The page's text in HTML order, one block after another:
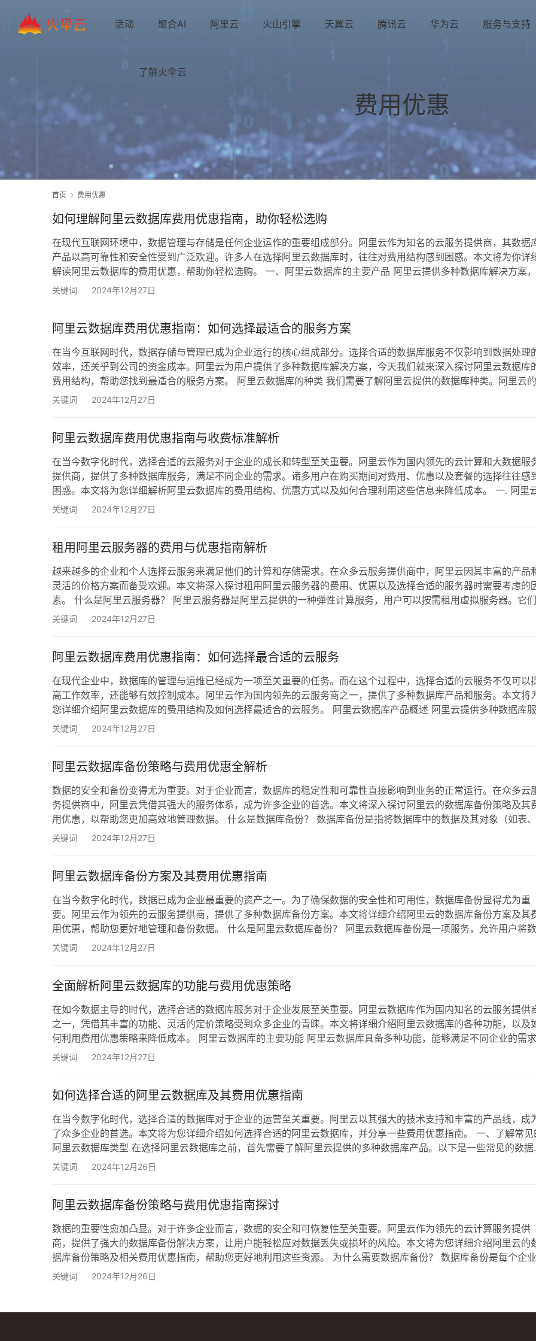
活动 聚合AI 阿里云 火山引擎 天翼云 腾讯云 华为云 服务与支持
了解火伞云
费用优惠
首页 费用优惠
如何理解阿里云数据库费用优惠指南，助你轻松选购
在现代互联网环境中，数据管理与存储是任何企业运作的重要组成部分。阿里云作为知名的云服务提供商，其数据
产品以高可靠性和安全性受到广泛欢迎。许多人在选择阿里云数据库时，往往对费用结构感到困惑。本文将为你详
解读阿里云数据库的费用优惠，帮助你轻松选购。 一、阿里云数据库的主要产品 阿里云提供多种数据库解决方案
括但不限于： RDS（关系型数据库服务）：支持 MySQL、SQL Server、PostgreSQL 和 MariaDB 等多个版本。
关键词 2024年12月27日
阿里云数据库费用优惠指南：如何选择最适合的服务方案
在当今互联网时代，数据存储与管理已成为企业运行的核心组成部分。选择合适的数据库服务不仅影响到数据处理
效率，还关乎到公司的资金成本。阿里云为用户提供了多种数据库解决方案，今天我们就来深入探讨阿里云数据库
费用结构，帮助您找到最适合的服务方案。 阿里云数据库的种类 我们需要了解阿里云提供的数据库种类。阿里云
据库服务主要包括以下几种： MySQL：开源关系型数据库，通用性强，适合各种规模的应用。 SQL Server：微软
关键词 2024年12月27日
阿里云数据库费用优惠指南与收费标准解析
在当今数字化时代，选择合适的云服务对于企业的成长和转型至关重要。阿里云作为国内领先的云计算和大数据服
提供商，提供了多种数据库服务，满足不同企业的需求。诸多用户在购买期间对费用、优惠以及套餐的选择往往感
困惑。本文将为您详细解析阿里云数据库的费用结构、优惠方式以及如何合理利用这些信息来降低成本。 一. 阿里
据库的种类及功能 阿里云提供多种类型的数据库，包括但不限于以下几种： 阿里云MySQL数据库：一款开源关系型
关键词 2024年12月27日
租用阿里云服务器的费用与优惠指南解析
越来越多的企业和个人选择云服务来满足他们的计算和存储需求。在众多云服务提供商中，阿里云因其丰富的产品
灵活的价格方案而备受欢迎。本文将深入探讨租用阿里云服务器的费用、优惠以及选择合适的服务器时需要考虑的
素。 什么是阿里云服务器？ 阿里云服务器是阿里云提供的一种弹性计算服务，用户可以按需租用虚拟服务器。它
以帮助用户在无需投入巨额资金购买硬件的情况下快速搭建和部署应用程序。阿里云的服务器种类繁多，适合不同规
关键词 2024年12月27日
阿里云数据库费用优惠指南：如何选择最合适的云服务
在现代企业中，数据库的管理与运维已经成为一项至关重要的任务。而在这个过程中，选择合适的云服务不仅可以
高工作效率，还能够有效控制成本。阿里云作为国内领先的云服务商之一，提供了多种数据库产品和服务。本文将
您详细介绍阿里云数据库的费用结构及如何选择最适合的云服务。 阿里云数据库产品概述 阿里云提供多种数据库服
务，包括但不限于： 阿里云RDS：支持MySQL、SQL Server、PostgreSQL等多种数据库引擎。 阿里云MongoDB
关键词 2024年12月27日
阿里云数据库备份策略与费用优惠全解析
数据的安全和备份变得尤为重要。对于企业而言，数据库的稳定性和可靠性直接影响到业务的正常运行。在众多云
务提供商中，阿里云凭借其强大的服务体系，成为许多企业的首选。本文将深入探讨阿里云的数据库备份策略及其
用优惠，以帮助您更加高效地管理数据。 什么是数据库备份？ 数据库备份是指将数据库中的数据及其对象（如表
引、存储过程等）复制并保存到另一存储介质中的过程。它的主要目的是在数据丢失、损坏或系统故障时，恢复数据
关键词 2024年12月27日
阿里云数据库备份方案及其费用优惠指南
在当今数字化时代，数据已成为企业最重要的资产之一。为了确保数据的安全性和可用性，数据库备份显得尤为重
要。阿里云作为领先的云服务提供商，提供了多种数据库备份方案。本文将详细介绍阿里云的数据库备份方案及其
用优惠，帮助您更好地管理和备份数据。 什么是阿里云数据库备份？ 阿里云数据库备份是一项服务，允许用户将
库中的数据保存到安全的云端存储中。当发生数据丢失或损坏时，可以通过备份恢复数据。阿里云支持多种数据库备
关键词 2024年12月27日
全面解析阿里云数据库的功能与费用优惠策略
在如今数据主导的时代，选择合适的数据库服务对于企业发展至关重要。阿里云数据库作为国内知名的云服务提供
之一，凭借其丰富的功能、灵活的定价策略受到众多企业的青睐。本文将详细介绍阿里云数据库的各种功能，以及
何利用费用优惠策略来降低成本。 阿里云数据库的主要功能 阿里云数据库具备多种功能，能够满足不同企业的需
以下是一些主要功能的概述： 数据库类型丰富 阿里云提供多种类型的数据库产品，包括关系型数据库（如MySQL、
关键词 2024年12月27日
如何选择合适的阿里云数据库及其费用优惠指南
在当今数字化时代，选择合适的数据库对于企业的运营至关重要。阿里云以其强大的技术支持和丰富的产品线，成
了众多企业的首选。本文将为您详细介绍如何选择合适的阿里云数据库，并分享一些费用优惠指南。 一、了解常见
阿里云数据库类型 在选择阿里云数据库之前，首先需要了解阿里云提供的多种数据库产品。以下是一些常见的数据
类型： 阿里云关系型数据库（RDS）：支持多种数据库引擎，包括MySQL、SQL Server和PostgreSQL，适用于大
关键词 2024年12月26日
阿里云数据库备份策略与费用优惠指南探讨
数据的重要性愈加凸显。对于许多企业而言，数据的安全和可恢复性至关重要。阿里云作为领先的云计算服务提供
商，提供了强大的数据库备份解决方案，让用户能轻松应对数据丢失或损坏的风险。本文将为您详细介绍阿里云的
据库备份策略及相关费用优惠指南，帮助您更好地利用这些资源。 为什么需要数据库备份？ 数据库备份是每个企
息管理中不可或缺的一部分。备份能够确保数据在发生意外丢失或损坏时，可以迅速恢复。常见的数据丢失原因包
关键词 2024年12月26日